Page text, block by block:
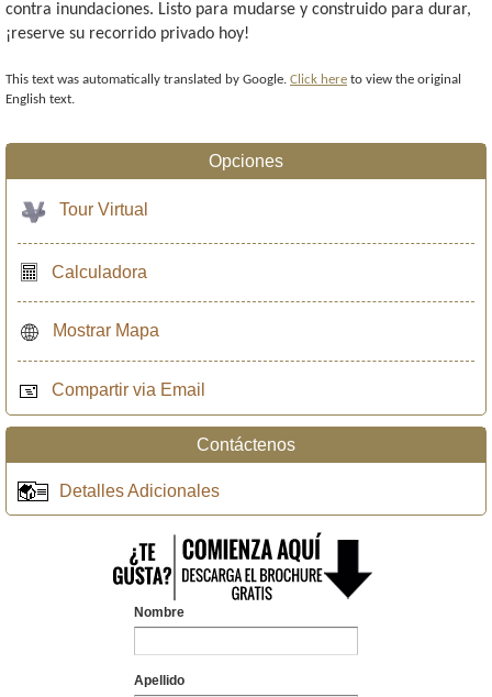
contra inundaciones. Listo para mudarse y construido para durar,
¡reserve su recorrido privado hoy!
This text was automatically translated by Google. Click here to view the original
English text.
Opciones
Tour Virtual
Calculadora
Mostrar Mapa
Compartir via Email
Contáctenos
Detalles Adicionales
Nombre
Apellido